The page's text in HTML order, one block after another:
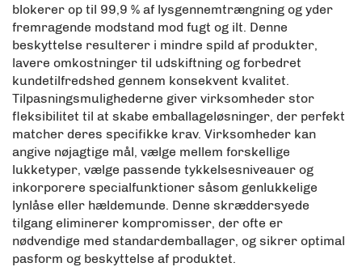
blokerer op til 99,9 % af lysgennemtrængning og yder
fremragende modstand mod fugt og ilt. Denne
beskyttelse resulterer i mindre spild af produkter,
lavere omkostninger til udskiftning og forbedret
kundetilfredshed gennem konsekvent kvalitet.
Tilpasningsmulighederne giver virksomheder stor
fleksibilitet til at skabe emballageløsninger, der perfekt
matcher deres specifikke krav. Virksomheder kan
angive nøjagtige mål, vælge mellem forskellige
lukketyper, vælge passende tykkelsesniveauer og
inkorporere specialfunktioner såsom genlukkelige
lynlåse eller hældemunde. Denne skræddersyede
tilgang eliminerer kompromisser, der ofte er
nødvendige med standardemballager, og sikrer optimal
pasform og beskyttelse af produktet.